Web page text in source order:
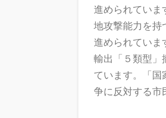
進められていま
地攻撃能力を持
進められていま
輸出「５類型」
ています。「国
争に反対する市